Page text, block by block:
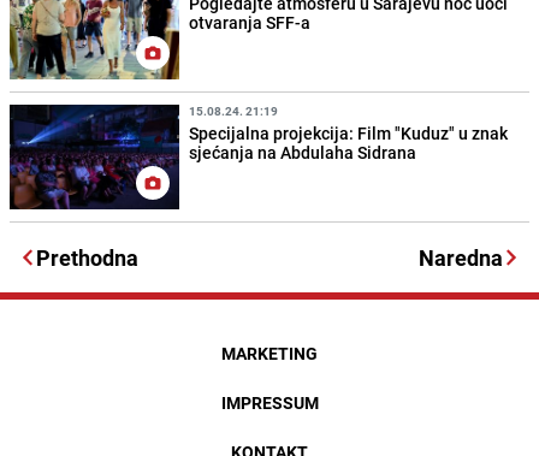
otvaranja SFF-a
15.08.24. 21:19
Specijalna projekcija: Film "Kuduz" u znak
sjećanja na Abdulaha Sidrana
Prethodna Naredna
MARKETING
IMPRESSUM